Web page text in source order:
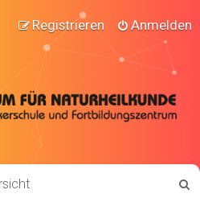
Anmelden
Registrieren